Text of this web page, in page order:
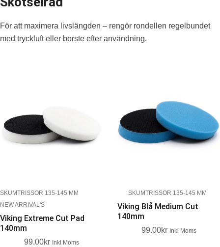
För att maximera livslängden – rengör rondellen regelbundet
med tryckluft eller borste efter användning.
SKUMTRISSOR 135-145 MM
NEW ARRIVAL'S
Viking Extreme Cut Pad
140mm
99.00Kr Inkl Moms
SKUMTRISSOR 135-145 MM
Viking Blå Medium Cut
140mm
99.00Kr Inkl Moms